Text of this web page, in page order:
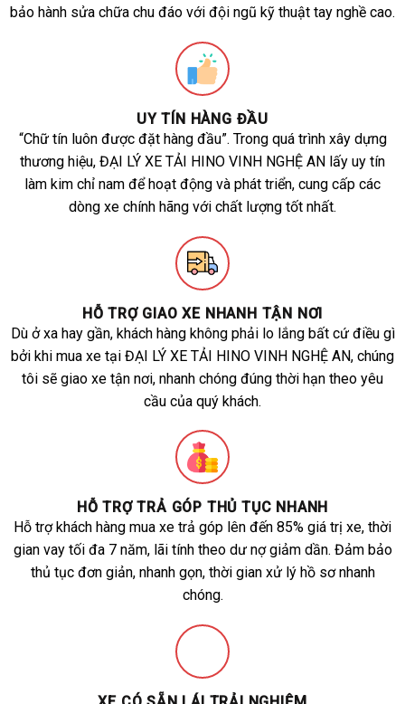
bảo hành sửa chữa chu đáo với đội ngũ kỹ thuật tay nghề cao.
UY TÍN HÀNG ĐẦU
“Chữ tín luôn được đặt hàng đầu”. Trong quá trình xây dựng
thương hiệu, ĐẠI LÝ XE TẢI HINO VINH NGHỆ AN lấy uy tín
làm kim chỉ nam để hoạt động và phát triển, cung cấp các
dòng xe chính hãng với chất lượng tốt nhất.
HỖ TRỢ GIAO XE NHANH TẬN NƠI
Dù ở xa hay gần, khách hàng không phải lo lắng bất cứ điều gì
bởi khi mua xe tại ĐẠI LÝ XE TẢI HINO VINH NGHỆ AN, chúng
tôi sẽ giao xe tận nơi, nhanh chóng đúng thời hạn theo yêu
cầu của quý khách.
HỖ TRỢ TRẢ GÓP THỦ TỤC NHANH
Hỗ trợ khách hàng mua xe trả góp lên đến 85% giá trị xe, thời
gian vay tối đa 7 năm, lãi tính theo dư nợ giảm dần. Đảm bảo
thủ tục đơn giản, nhanh gọn, thời gian xử lý hồ sơ nhanh
chóng.